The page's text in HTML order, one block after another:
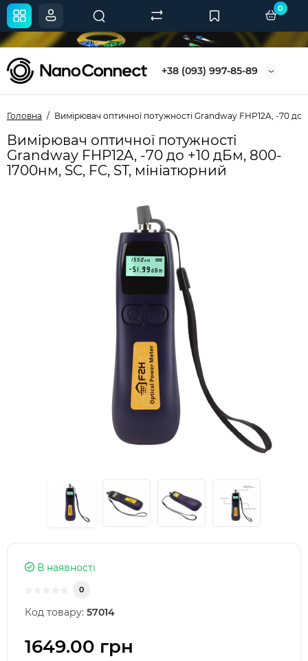
+38 (093) 997-85-89
0
Головна Вимірювач оптичної потужності Grandway FHP12A, -70 до
Вимірювач оптичної потужності
Grandway FHP12A, -70 до +10 дБм, 800-
1700нм, SC, FC, ST, мініатюрний
В наявності
0
Код товару: 57014
1649.00 грн